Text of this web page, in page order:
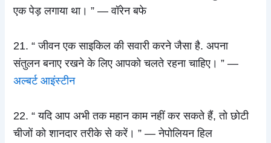
एक पेड़ लगाया था। ” — वॉरेन बफे
21. “ जीवन एक साइकिल की सवारी करने जैसा है. अपना
संतुलन बनाए रखने के लिए आपको चलते रहना चाहिए। ” —
अल्बर्ट आइंस्टीन
22. “ यदि आप अभी तक महान काम नहीं कर सकते हैं, तो छोटी
चीजों को शानदार तरीके से करें। ” — नेपोलियन हिल